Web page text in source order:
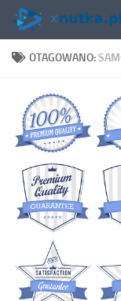
Skip to content
OTAGOWANO: